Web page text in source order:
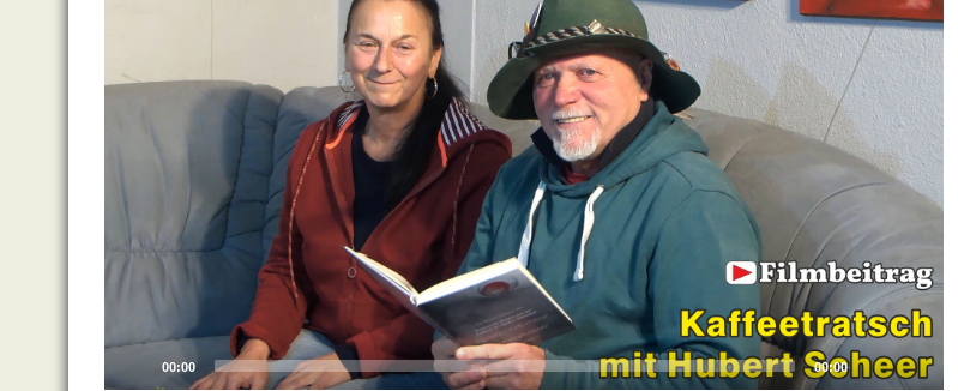
00:00 00:00